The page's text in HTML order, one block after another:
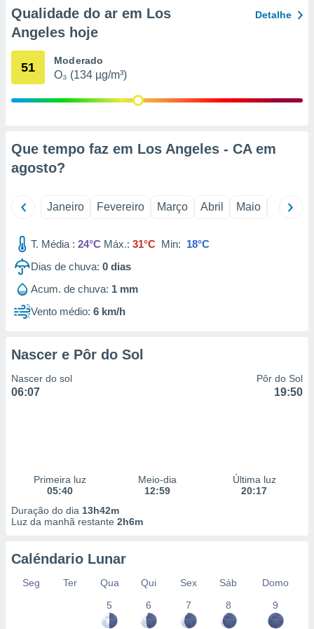
qual se
tal,
seu
ou opor-
na
ou aceder
num
para
utilizar
criar
medir o
os
de dados
fontes,
melhorar
Qualidade do ar em Los
Angeles hoje
Detalhe
51 Moderado
O₃ (134 µg/m³)
Que tempo faz em Los Angeles - CA em
agosto?
Janeiro Fevereiro Março Abril Maio Junho
T. Média : 24°C Máx.: 31°C Min: 18°C
Dias de chuva: 0 dias
Acum. de chuva: 1 mm
Vento médio: 6 km/h
Nascer e Pôr do Sol
Nascer do sol
06:07
Pôr do Sol
19:50
Primeira luz
05:40
Meio-dia
12:59
Última luz
20:17
Duração do dia 13h42m
Luz da manhã restante 2h6m
Caléndario Lunar
Seg Ter Qua Qui Sex Sáb
Domo
5
6 7 8 9